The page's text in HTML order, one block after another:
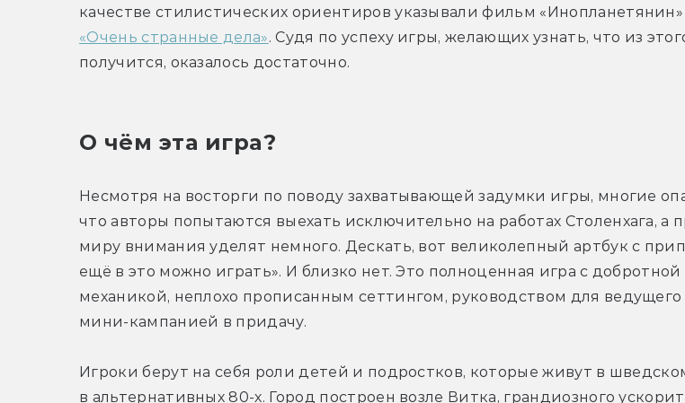
«Очень странные дела». Судя по успеху игры, желающих узнать, что из
получится, оказалось достаточно.
О чём эта игра?
Несмотря на восторги по поводу захватывающей задумки игры, многие
что авторы попытаются выехать исключительно на работах Столенхага, а
миру внимания уделят немного. Дескать, вот великолепный артбук с
ещё в это можно играть». И близко нет. Это полноценная игра с добротной
механикой, неплохо прописанным сеттингом, руководством для
мини-кампанией в придачу.
Игроки берут на себя роли детей и подростков, которые живут в
в альтернативных 80-х. Город построен возле Витка, грандиозного